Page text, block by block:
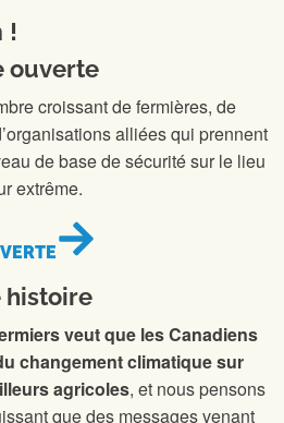
!
ouverte
croissant de fermières, de
alliées qui prennent
de base de sécurité sur le lieu
extrême.
histoire
veut que les Canadiens
changement climatique sur
agricoles, et nous pensons
que des messages venant